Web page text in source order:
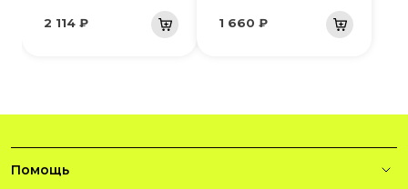
2 114 ₽ 1 660 ₽
Помощь